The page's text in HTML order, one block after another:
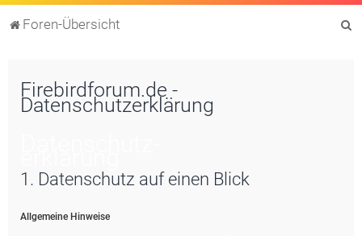
Foren-Übersicht
Firebirdforum.de -
Datenschutzerklärung
1. Datenschutz auf einen Blick
Allgemeine Hinweise